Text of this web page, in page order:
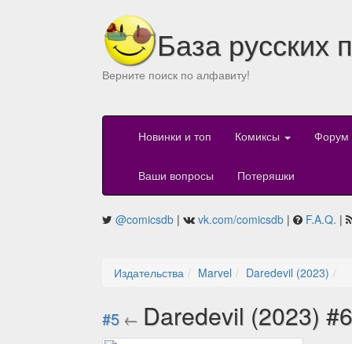
База русских
Верните поиск по алфавиту!
Новинки и топ Комиксы Форум
Ваши вопросы Потеряшки
@comicsdb | vk.com/comicsdb | F.A.Q. |
Издательства Marvel Daredevil (2023)
#5 ← Daredevil (2023)